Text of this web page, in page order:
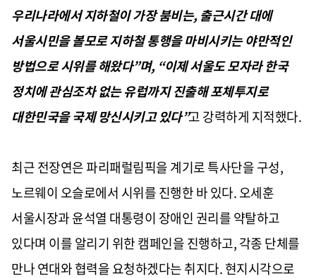
우리나라에서 지하철이 가장 붐비는,출근시간 대에
서울시민을 볼모로 지하철 통행을 마비시키는 야만적인
방법으로 시위를 해왔다”며, “이제 서울도 모자라 한국
정치에 관심조차 없는 유럽까지 진출해 포체투지로
대한민국을 국제 망신시키고 있다”고 강력하게 지적했다.
최근 전장연은 파리패럴림픽을 계기로 특사단을 구성,
노르웨이 오슬로에서 시위를 진행한 바 있다.오세훈
서울시장과 윤석열 대통령이 장애인 권리를 약탈하고
있다며 이를 알리기 위한 캠페인을 진행하고,각종 단체를
만나 연대와 협력을 요청하겠다는 취지다.현지시각으로